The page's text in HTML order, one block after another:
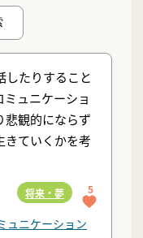
したりすること
ュニケーショ
悲観的にならず
きていくかを考
将来・夢 5
ュニケーション